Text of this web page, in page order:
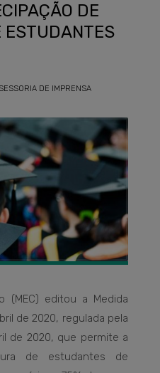
DE
ESTUDANTES
DE IMPRENSA
(MEC) editou a Medida
de 2020, regulada pela
de 2020, que permite a
de estudantes de